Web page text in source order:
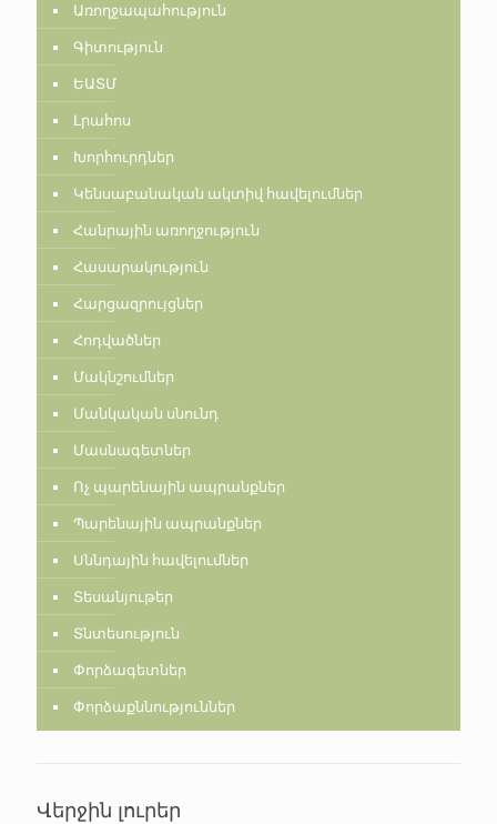
Առողջապահություն
Գիտություն
ԵԱՏՄ
Լրահոս
Խորհուրդներ
Կենսաբանական ակտիվ հավելումներ
Հանրային առողջություն
Հասարակություն
Հարցազրույցներ
Հոդվածներ
Մակնշումներ
Մանկական սնունդ
Մասնագետներ
Ոչ պարենային ապրանքներ
Պարենային ապրանքներ
Սննդային հավելումներ
Տեսանյութեր
Տնտեսություն
Փորձագետներ
Փորձաքննություններ
Վերջին լուրեր